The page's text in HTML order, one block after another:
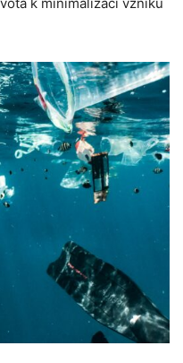
k minimalizaci vzniku